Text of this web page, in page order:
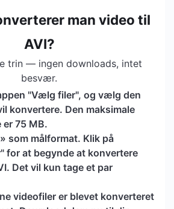
man video til
AVI?
trin — ingen downloads, intet
besvær.
"Vælg filer", og vælg den
konvertere. Den maksimale
75 MB.
som målformat. Klik på
for at begynde at konvertere
Det vil kun tage et par
videofiler er blevet konverteret